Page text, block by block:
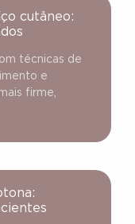
cutâneo:
técnicas de
e
firme,